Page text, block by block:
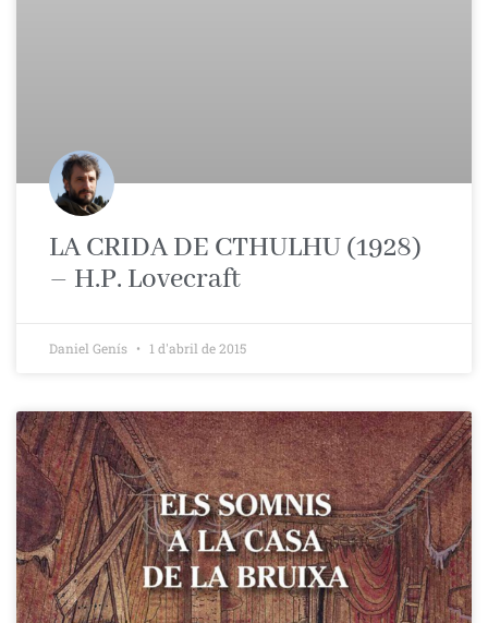
LA CRIDA DE CTHULHU (1928)
– H.P. Lovecraft
Daniel Genís 1 d'abril de 2015